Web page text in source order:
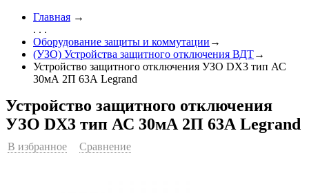
Главная →
. . .
Оборудование защиты и коммутации →
(УЗО) Устройства защитного отключения ВДТ→
Устройство защитного отключения УЗО DX3 тип АС
30мА 2П 63А Legrand
Устройство защитного отключения
УЗО DX3 тип АС 30мА 2П 63А Legrand
В избранное Сравнение